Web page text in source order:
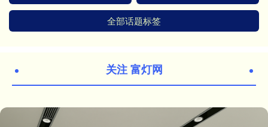
全部话题标签
关注 富灯网